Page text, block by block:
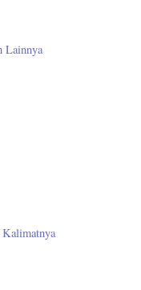
Lainnya
Kalimatnya